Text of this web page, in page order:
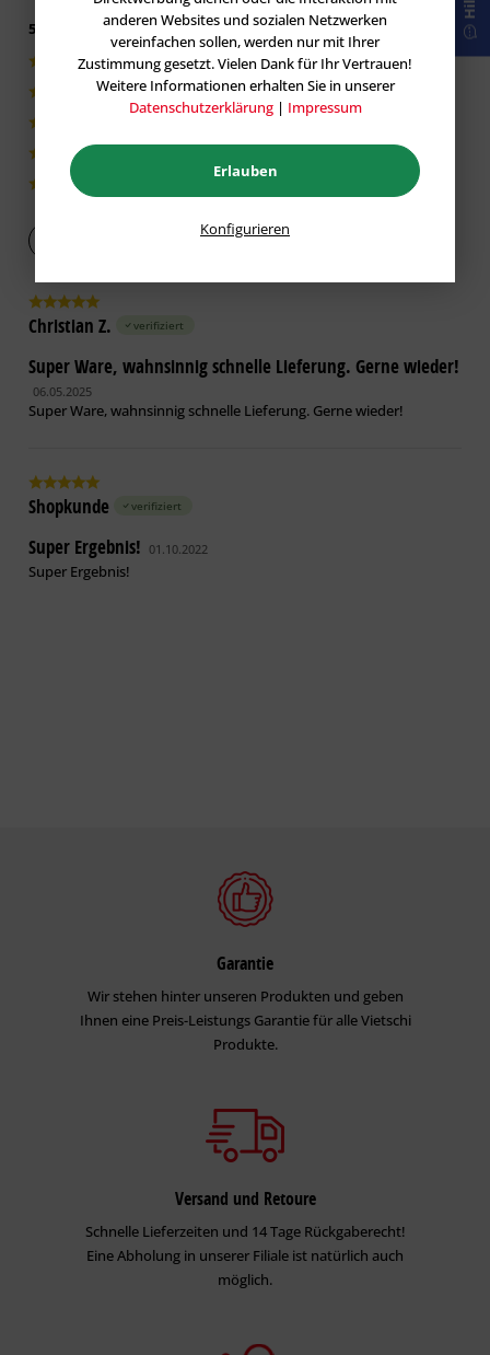
5 von 5 basieren auf 2 Bewertungen
2|100%
0|0%
Christian Z. verifiziert
Super Ware, wahnsinnig schnelle Lieferung. Gerne wieder!
06.05.2025
Super Ware, wahnsinnig schnelle Lieferung. Gerne wieder!
Shopkunde verifiziert
Super Ergebnis! 01.10.2022
Super Ergebnis!
Garantie
Wir stehen hinter unseren Produkten und geben
Ihnen eine Preis-Leistungs Garantie für alle Vietschi
Produkte.
Versand und Retoure
Schnelle Lieferzeiten und 14 Tage Rückgaberecht!
Eine Abholung in unserer Filiale ist natürlich auch
möglich.
anderen Websites und sozialen Netzwerken
vereinfachen sollen, werden nur mit Ihrer
Zustimmung gesetzt. Vielen Dank für Ihr Vertrauen!
Weitere Informationen erhalten Sie in unserer
Datenschutzerklärung| Impressum
Erlauben
Konfigurieren